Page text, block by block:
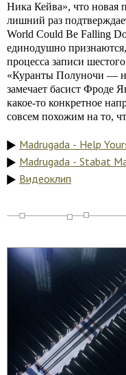
Ника Кейва», что новая
лишний раз
World Could Be Falling
единодушно
процесса записи
«Куранты Полуночи —
замечает басист Фроде
какое-то конкретное
совсем похожим на то,
Madrugada - Help
Madrugada - Stabat
Видеоклип